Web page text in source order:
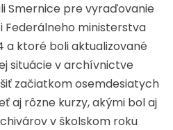
Smernice pre vyraďovanie
ministerstva
a ktoré boli aktualizované
situácie v archívnictve
začiatkom osemdesiatych
aj rôzne kurzy, akými bol aj
v školskom roku